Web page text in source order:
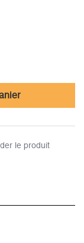
le produit